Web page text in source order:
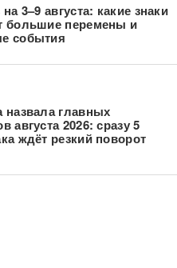
3–9 августа: какие знаки
большие перемены и
события
назвала главных
августа 2026: сразу 5
ждёт резкий поворот